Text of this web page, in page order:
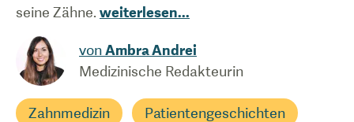
seine Zähne. weiterlesen...
vonAmbra Andrei
Medizinische Redakteurin
Zahnmedizin Patientengeschichten